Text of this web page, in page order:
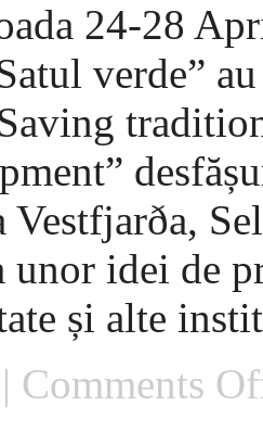
24-28
verde”
Vestfjarða,
unor idei de
și alte
Comments